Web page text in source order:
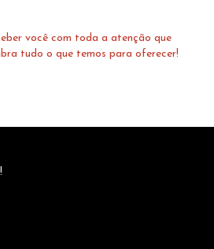
você com toda a atenção que
tudo o que temos para oferecer!